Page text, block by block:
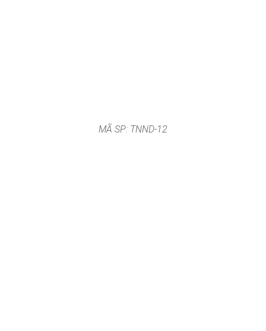
MÃ SP: TNND-12